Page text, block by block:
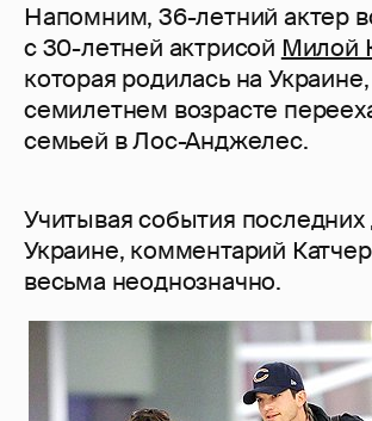
Напомним, 36-летний актер
с 30-летней актрисой Милой
которая родилась на
семилетнем возрасте
семьей в Лос-Анджелес.
Учитывая события последних
Украине, комментарий
весьма неоднозначно.